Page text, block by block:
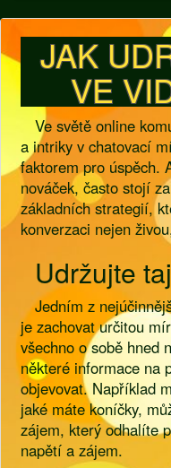
JAK
VE
Ve světě online
a intriky v chatovací
faktorem pro úspěch.
nováček, často stojí
základních strategií,
konverzaci nejen
Udržujte
Jedním z
je zachovat určitou
všechno o sobě hned
některé informace na
objevovat. Například
jaké máte koníčky,
zájem, který odhalíte
napětí a zájem.